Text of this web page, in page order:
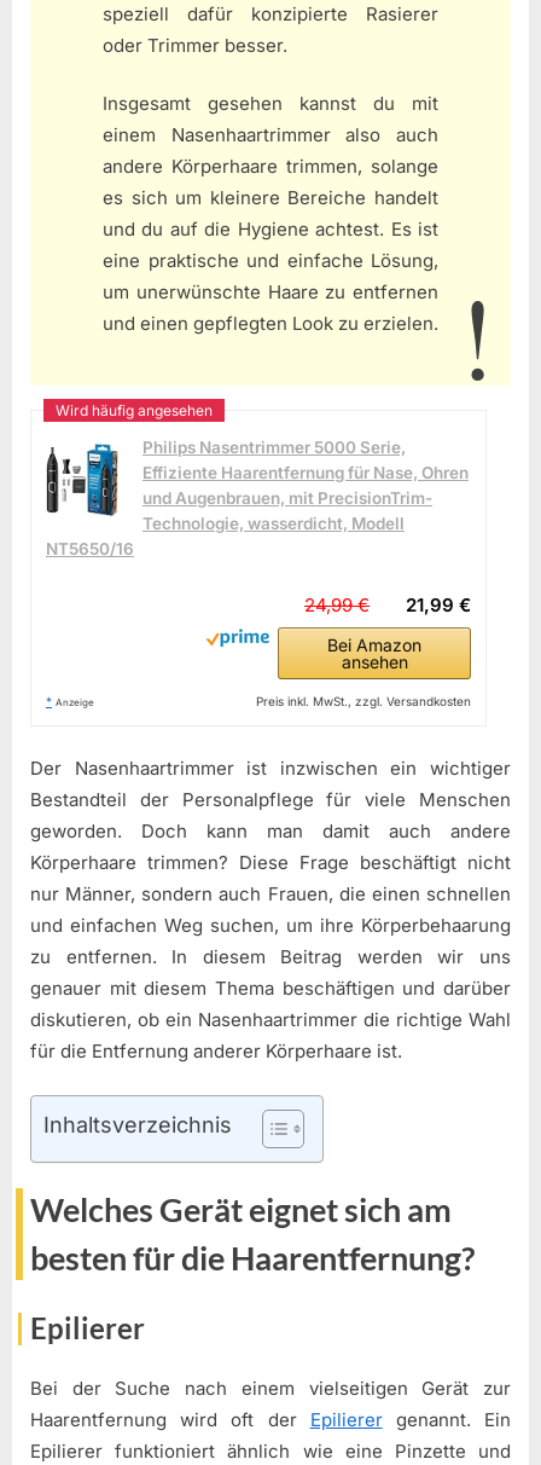
speziell dafür konzipierte Rasierer
oder Trimmer besser.
Insgesamt gesehen kannst du mit
einem Nasenhaartrimmer also auch
andere Körperhaare trimmen, solange
es sich um kleinere Bereiche handelt
und du auf die Hygiene achtest. Es ist
eine praktische und einfache Lösung,
um unerwünschte Haare zu entfernen
und einen gepflegten Look zu erzielen.
Philips Nasentrimmer 5000 Serie,
Effiziente Haarentfernung für Nase, Ohren
und Augenbrauen, mit PrecisionTrim-
Technologie, wasserdicht, Modell
NT5650/16
21,99 €
24,99 €
Bei Amazon
ansehen
* Anzeige Preis inkl. MwSt., zzgl. Versandkosten
Der Nasenhaartrimmer ist inzwischen ein wichtiger
Bestandteil der Personalpflege für viele Menschen
geworden. Doch kann man damit auch andere
Körperhaare trimmen? Diese Frage beschäftigt nicht
nur Männer, sondern auch Frauen, die einen schnellen
und einfachen Weg suchen, um ihre Körperbehaarung
zu entfernen. In diesem Beitrag werden wir uns
genauer mit diesem Thema beschäftigen und darüber
diskutieren, ob ein Nasenhaartrimmer die richtige Wahl
für die Entfernung anderer Körperhaare ist.
Inhaltsverzeichnis
Welches Gerät eignet sich am
besten für die Haarentfernung?
Epilierer
Bei der Suche nach einem vielseitigen Gerät zur
Haarentfernung wird oft der Epilierergenannt. Ein
Epilierer funktioniert ähnlich wie eine Pinzette und